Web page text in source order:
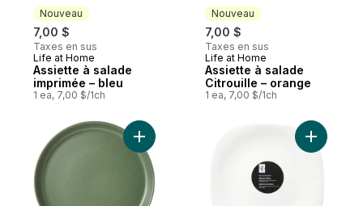
Nouveau
7,00 $
Taxes en sus
Nouveau
Life at Home
Assiette à salade
imprimée – bleu
1 ea, 7,00 $/1ch
Nouveau
7,00 $
Taxes en sus
Nouveau
Life at Home
Assiette à salade
Citrouille – orange
1 ea, 7,00 $/1ch
Ajouter Assiette à salade en terre cuite –
Ajouter